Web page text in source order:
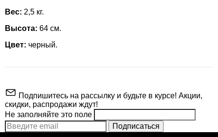
Вес: 2,5 кг.
Высота: 64 см.
Цвет: черный.
Производитель
ВНИМАНИЕ!
Подпишитесь на рассылку и будьте в курсе! Акции,
скидки, распродажи ждут!
Не заполняйте это поле
Подписаться